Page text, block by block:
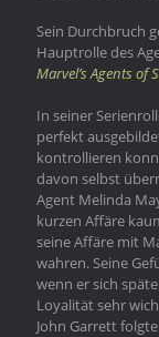
Sein Durchbruch
Hauptrolle des
Marvel’s Agents of
In seiner
perfekt
kontrollieren
davon selbst
Agent Melinda
kurzen Affäre
seine Affäre mit
wahren. Seine
wenn er sich
Loyalität sehr
John Garrett